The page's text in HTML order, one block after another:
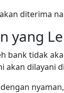
diterima
yang
bank tidak
akan dilayani di